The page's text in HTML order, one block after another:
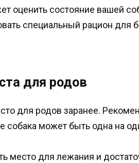
оценить состояние вашей
специальный рацион для
для родов
для родов заранее.
собака может быть одна на
место для лежания и